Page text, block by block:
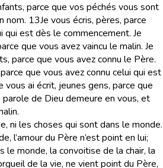
parce que vos péchés vous sont
nom. 13Je vous écris, pères, parce
qui est dès le commencement. Je
que vous avez vaincu le malin. Je
parce que vous avez connu le Père.
que vous avez connu celui qui est
vous ai écrit, jeunes gens, parce que
de Dieu demeure en vous, et
ni les choses qui sont dans le monde.
l’amour du Père n’est point en lui;
le monde, la convoitise de la chair, la
de la vie, ne vient point du Père,